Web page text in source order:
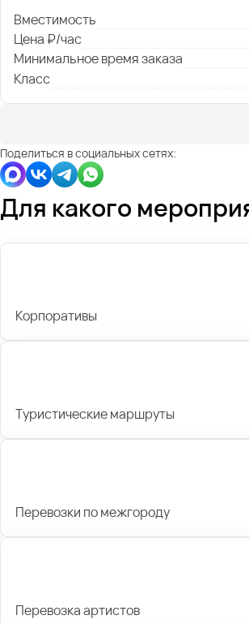
Вместимость
Цена ₽/час
Минимальное время заказа
Класс
Поделиться в социальных сетях:
Для какого
Корпоративы
Туристические маршруты
Перевозки по межгороду
Перевозка артистов